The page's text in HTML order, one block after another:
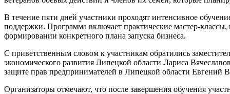
В течение пяти дней участники проходят интенсивное
поддержки. Программа включает практические мастер-
формировании конкретного плана запуска бизнеса.
С приветственным словом к участникам обратились
экономического развития Липецкой области Лариса
защите прав предпринимателей в Липецкой области Евгений
Организаторы отмечают, что после завершения обучения